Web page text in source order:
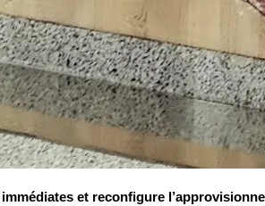
et reconfigure